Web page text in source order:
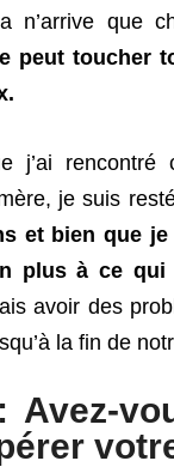
n’arrive que
peut toucher
j’ai
je suis
et bien que je
plus à ce qui
avoir des
la fin de
Avez-